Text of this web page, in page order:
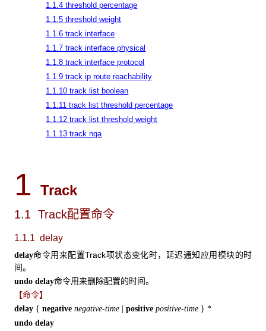
1.1.4 threshold percentage
1.1.5 threshold weight
1.1.6 track interface
1.1.7 track interface physical
1.1.8 track interface protocol
1.1.9 track ip route reachability
1.1.10 track list boolean
1.1.11 track list threshold percentage
1.1.12 track list threshold weight
1.1.13 track nqa
1 Track
1.1 Track配置命令
1.1.1 delay
delay命令用来配置Track项状态变化时，延迟通知应用模块的时
间。
undo delay命令用来删除配置的时间。
【命令】
delay { negative negative-time positive positive-time } *
undo delay